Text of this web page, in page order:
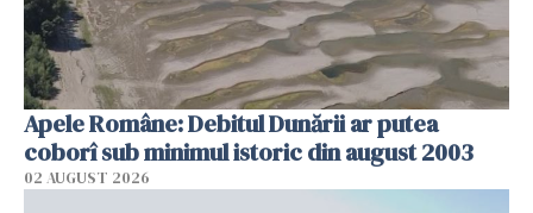
Apele Române: Debitul Dunării ar putea
coborî sub minimul istoric din august 2003
02 AUGUST 2026